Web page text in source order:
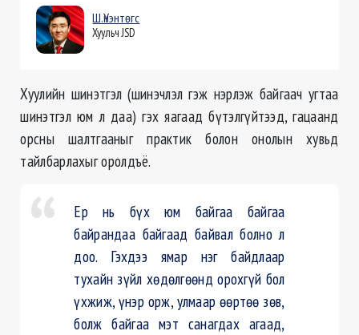
Ш.Үнэнтөгс
Хуульч JSD
Хуулийн шинэтгэл (шинэчлэл гэж нэрлэж байгаач угтаа
шинэтгэл юм л даа) гэх яагаад бүтэлгүйтээд, гацаанд
орсны шалтгааныг практик болон онолын хувьд
тайлбарлахыг оролдъё.
Ер нь бүх юм байгаа байгаа
байрандаа байгаад байвал болно л
доо. Гэхдээ ямар нэг байдлаар
тухайн зүйл хөдөлгөөнд орохгүй бол
үхжиж, үнэр орж, улмаар өөртөө зөв,
болж байгаа мэт санагдах агаад,